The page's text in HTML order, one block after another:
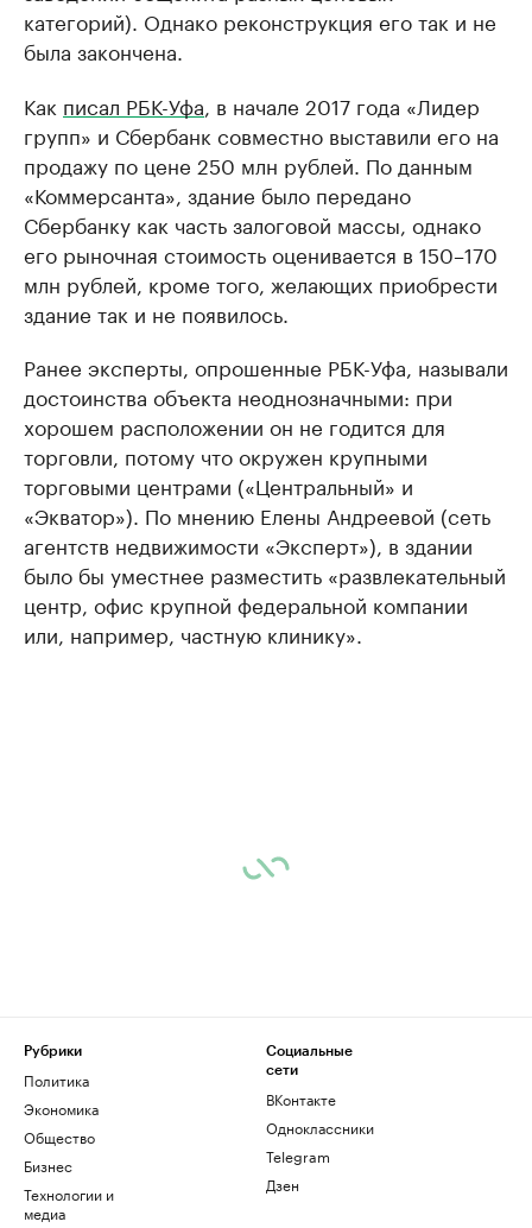
категорий). Однако реконструкция его так и не
была закончена.
Как писал РБК-Уфа , в начале 2017 года «Лидер
групп» и Сбербанк совместно выставили его на
продажу по цене 250 млн рублей. По данным
«Коммерсанта», здание было передано
Сбербанку как часть залоговой массы, однако
его рыночная стоимость оценивается в 150–170
млн рублей, кроме того, желающих приобрести
здание так и не появилось.
Ранее эксперты, опрошенные РБК-Уфа, называли
достоинства объекта неоднозначными: при
хорошем расположении он не годится для
торговли, потому что окружен крупными
торговыми центрами («Центральный» и
«Экватор»). По мнению Елены Андреевой (сеть
агентств недвижимости «Эксперт»), в здании
было бы уместнее разместить «развлекательный
центр, офис крупной федеральной компании
или, например, частную клинику».
Рубрики
Политика
Экономика
Общество
Бизнес
Технологии и
медиа
Социальные
сети
ВКонтакте
Одноклассники
Telegram
Дзен